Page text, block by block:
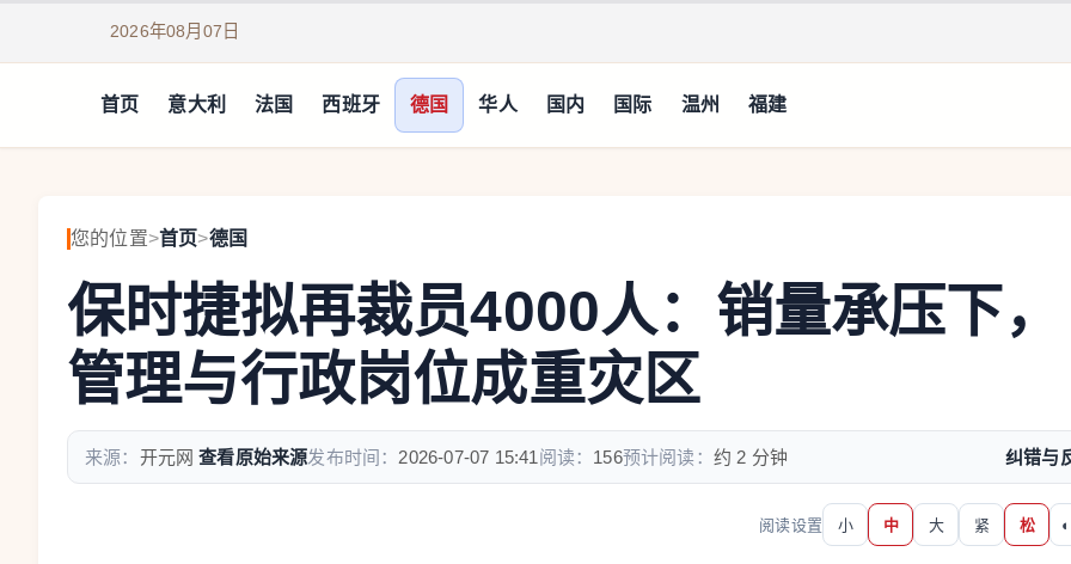
2026年08月07日
首页 意大利 法国 西班牙 德国 华人 国内 国际 温州 福建
您的位置>首页>德国
保时捷拟再裁员4000人：销量承压下，
管理与行政岗位成重灾区
来源： 开元网 查看原始来源发布时间： 2026-07-07 15:41 阅读： 156预计阅读： 约 2 分钟 纠错与
阅读设置 小 中 大 紧 松 ◐